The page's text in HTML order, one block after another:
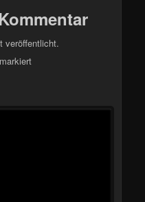
veröffentlicht.
markiert